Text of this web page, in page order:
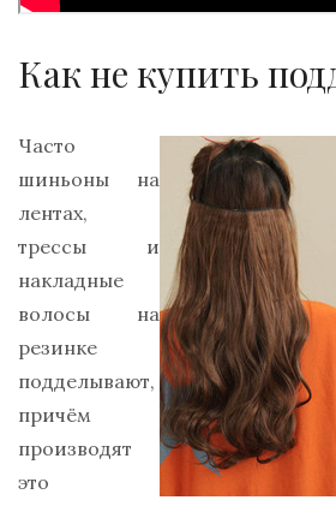
Как не купить
Часто
шиньоны на
лентах,
трессы и
накладные
волосы на
резинке
подделывают,
причём
производят
это